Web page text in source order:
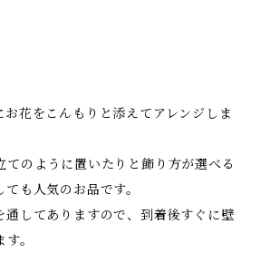
お花をこんもりと添えてアレンジしま
てのように置いたりと飾り方が選べる
も人気のお品です。
通してありますので、到着後すぐに壁
。